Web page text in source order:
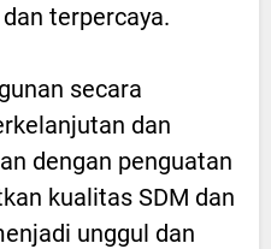
terpercaya.
secara
dan
dengan penguatan
kualitas SDM dan
unggul dan